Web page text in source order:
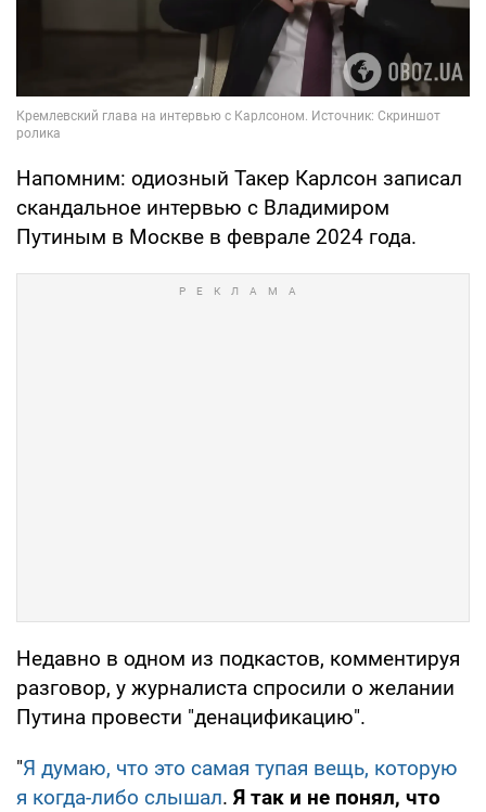
Напомним: одиозный Такер Карлсон записал
скандальное интервью с Владимиром
Путиным в Москве в феврале 2024 года.
Недавно в одном из подкастов, комментируя
разговор, у журналиста спросили о желании
Путина провести "денацификацию".
"Я думаю, что это самая тупая вещь, которую
я когда-либо слышал. Я так и не понял, что